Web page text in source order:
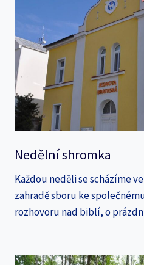
Nedělní shromka
Každou neděli se scházíme
zahradě sboru ke
rozhovoru nad biblí, o